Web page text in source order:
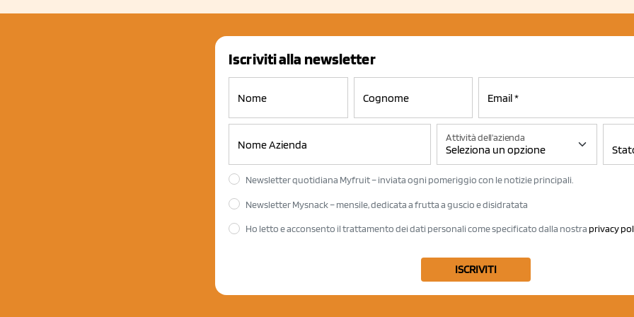
Iscriviti alla newsletter
Attività dell'azienda
Newsletter quotidiana Myfruit – inviata ogni pomeriggio con le notizie principali.
Newsletter Mysnack – mensile, dedicata a frutta a guscio e disidratata
Ho letto e acconsento il trattamento dei dati personali come specificato dalla nostra privacy
ISCRIVITI